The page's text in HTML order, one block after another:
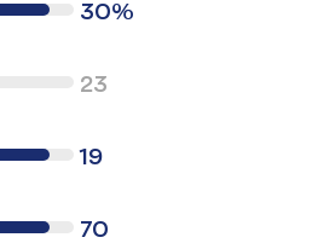
30%
23
19
70